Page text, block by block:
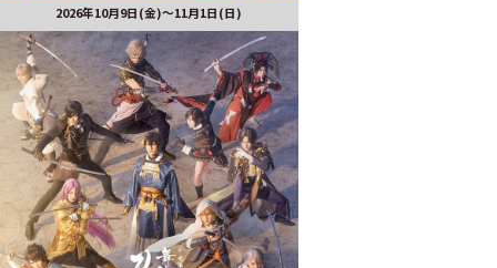
2026年10月9日(金)～11月1日(日)